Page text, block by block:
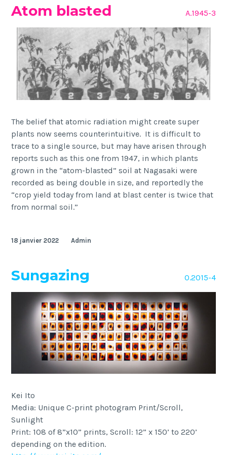
Atom blasted A.1945-3
The belief that atomic radiation might create super
plants now seems counterintuitive. It is difficult to
trace to a single source, but may have arisen through
reports such as this one from 1947, in which plants
grown in the “atom-blasted” soil at Nagasaki were
recorded as being double in size, and reportedly the
“crop yield today from land at blast center is twice that
from normal soil.”
18 janvier 2022 Admin
Sungazing O.2015-4
Kei Ito
Media: Unique C-print photogram Print/Scroll,
Sunlight
Print: 108 of 8”x10” prints, Scroll: 12” x 150’ to 220’
depending on the edition.